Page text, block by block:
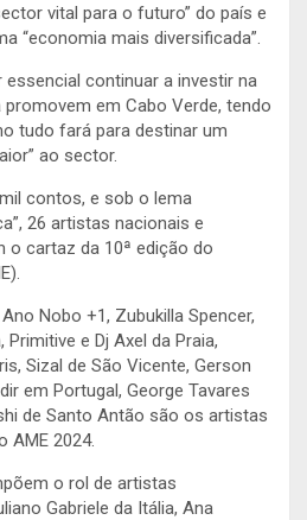
vital para o futuro” do país e
“economia mais diversificada”.
continuar a investir na
em Cabo Verde, tendo
tudo fará para destinar um
ao sector.
contos, e sob o lema
26 artistas nacionais e
o cartaz da 10ª edição do
Nobo +1, Zubukilla Spencer,
Primitive e Dj Axel da Praia,
Sizal de São Vicente, Gerson
em Portugal, George Tavares
de Santo Antão são os artistas
AME 2024.
o rol de artistas
Gabriele da Itália, Ana